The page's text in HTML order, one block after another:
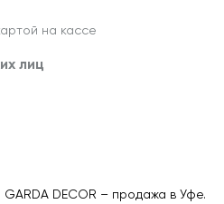
на кассе
лиц
DECOR – продажа в Уфе.